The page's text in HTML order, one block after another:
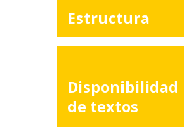
Estructura
Disponibilidad
de textos